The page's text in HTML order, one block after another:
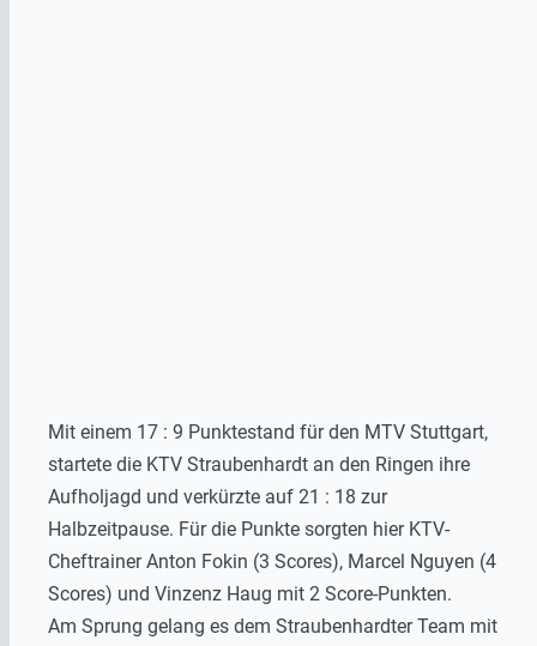
Mit einem 17 : 9 Punktestand für den MTV Stuttgart,
startete die KTV Straubenhardt an den Ringen ihre
Aufholjagd und verkürzte auf 21 : 18 zur
Halbzeitpause. Für die Punkte sorgten hier KTV-
Cheftrainer Anton Fokin (3 Scores), Marcel Nguyen (4
Scores) und Vinzenz Haug mit 2 Score-Punkten.
Am Sprung gelang es dem Straubenhardter Team mit